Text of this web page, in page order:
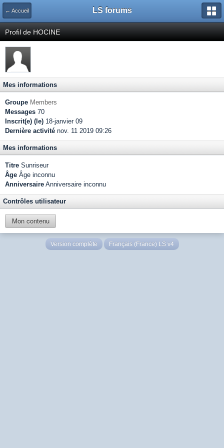
← Accueil LS forums
Profil de HOCINE
Mes informations
Groupe Members
Messages 70
Inscrit(e) (le) 18-janvier 09
Dernière activité nov. 11 2019 09:26
Mes informations
Titre Sunriseur
Âge Âge inconnu
Anniversaire Anniversaire inconnu
Contrôles utilisateur
Mon contenu
Version complète Français (France) LS v4